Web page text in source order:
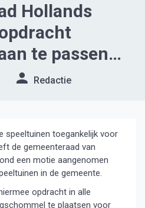
Hollands
te passen
Redactie
speeltuinen toegankelijk voor
de gemeenteraad van
een motie aangenomen
in de gemeente.
opdracht in alle
te plaatsen voor